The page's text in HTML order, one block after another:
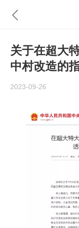
关于在超大
中村改造的
2023-09-26